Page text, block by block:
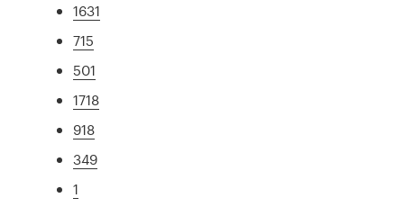
1631
715
501
1718
918
349
1